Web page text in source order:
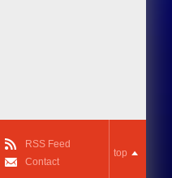
RSS Feed
Contact
top